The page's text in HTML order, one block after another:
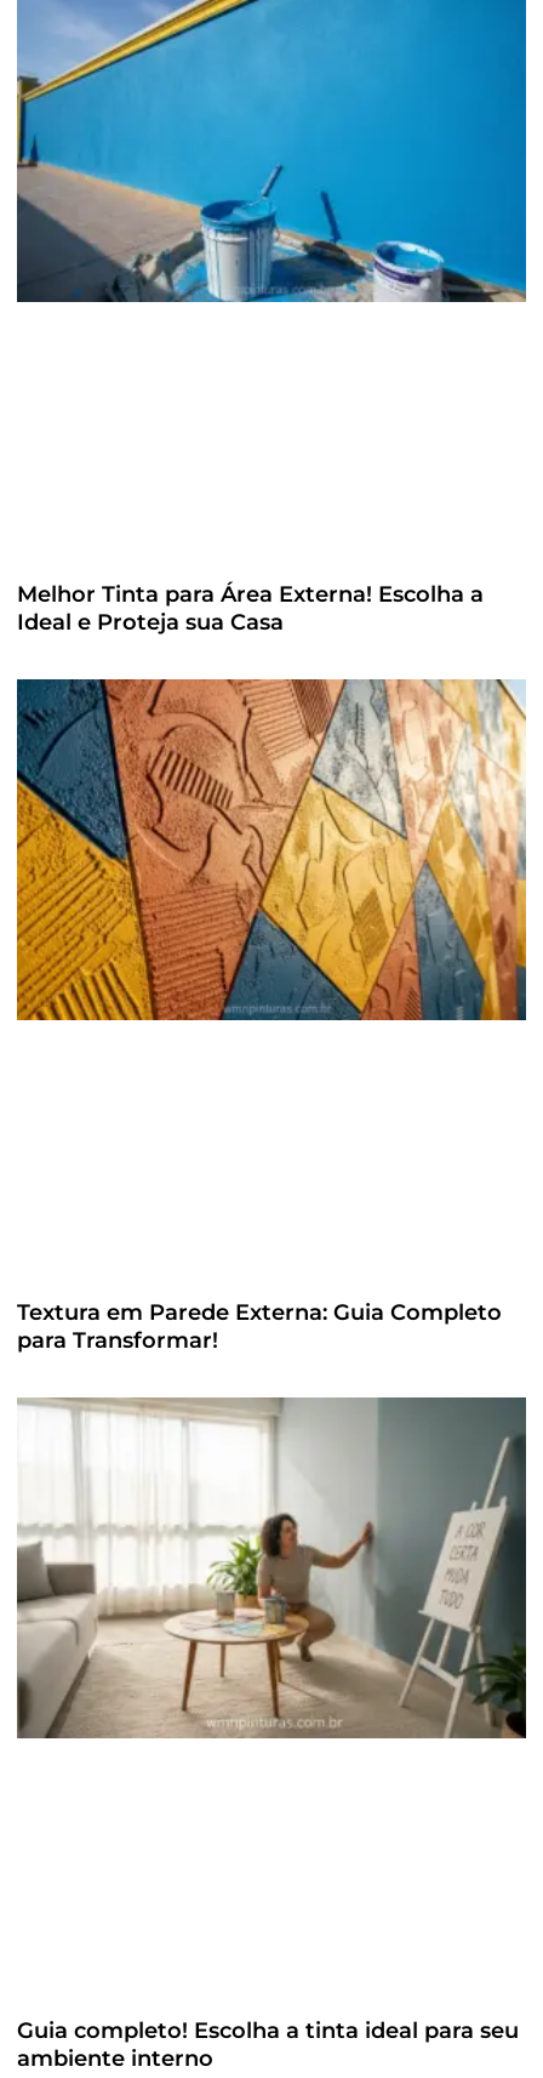
Melhor Tinta para Área Externa! Escolha a
Ideal e Proteja sua Casa
Textura em Parede Externa: Guia Completo
para Transformar!
Guia completo! Escolha a tinta ideal para seu
ambiente interno